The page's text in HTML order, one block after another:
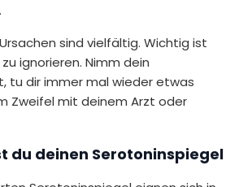
sind vielfältig. Wichtig ist
ignorieren. Nimm dein
tu dir immer mal wieder etwas
Zweifel mit deinem Arzt oder
du deinen Serotoninspiegel